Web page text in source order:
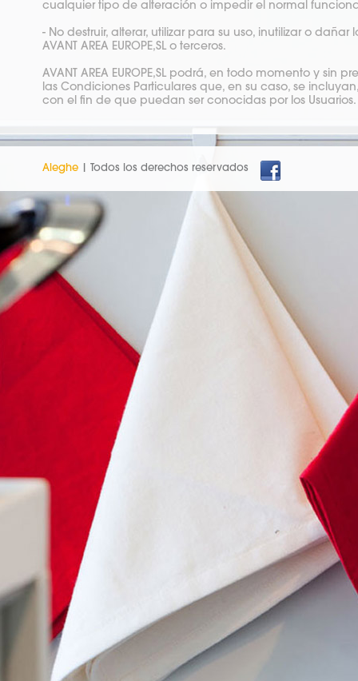
cualquier tipo de alteración o impedir el normal
- No destruir, alterar, utilizar para su uso, inutilizar o
AVANT AREA EUROPE,SL o terceros.
AVANT AREA EUROPE,SL podrá, en todo momento y
las Condiciones Particulares que, en su caso, se
con el fin de que puedan ser conocidas por los Usuarios.
Aleghe | Todos los derechos reservados